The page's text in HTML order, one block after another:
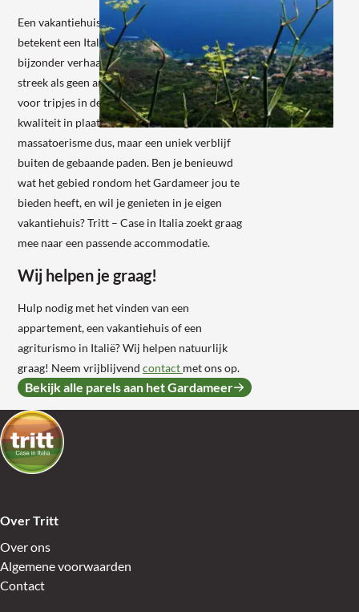
Een vakantiehuis huren bij Tritt – Case in Italia,
betekent een Italiaans vakantiehuis met een
bijzonder verhaal. Onze specialisten kennen de
streek als geen ander en hebben de leukste tips
voor tripjes in de omgeving. Wij gaan voor
kwaliteit in plaats van kwantiteit: geen
massatoerisme dus, maar een uniek verblijf
buiten de gebaande paden. Ben je benieuwd
wat het gebied rondom het Gardameer jou te
bieden heeft, en wil je genieten in je eigen
vakantiehuis? Tritt – Case in Italia zoekt graag
mee naar een passende accommodatie.
Wij helpen je graag!
Hulp nodig met het vinden van een
appartement, een vakantiehuis of een
agriturismo in Italië? Wij helpen natuurlijk
graag! Neem vrijblijvend contact met ons op.
Bekijk alle parels aan het Gardameer
Over Tritt
Over ons
Algemene voorwaarden
Contact